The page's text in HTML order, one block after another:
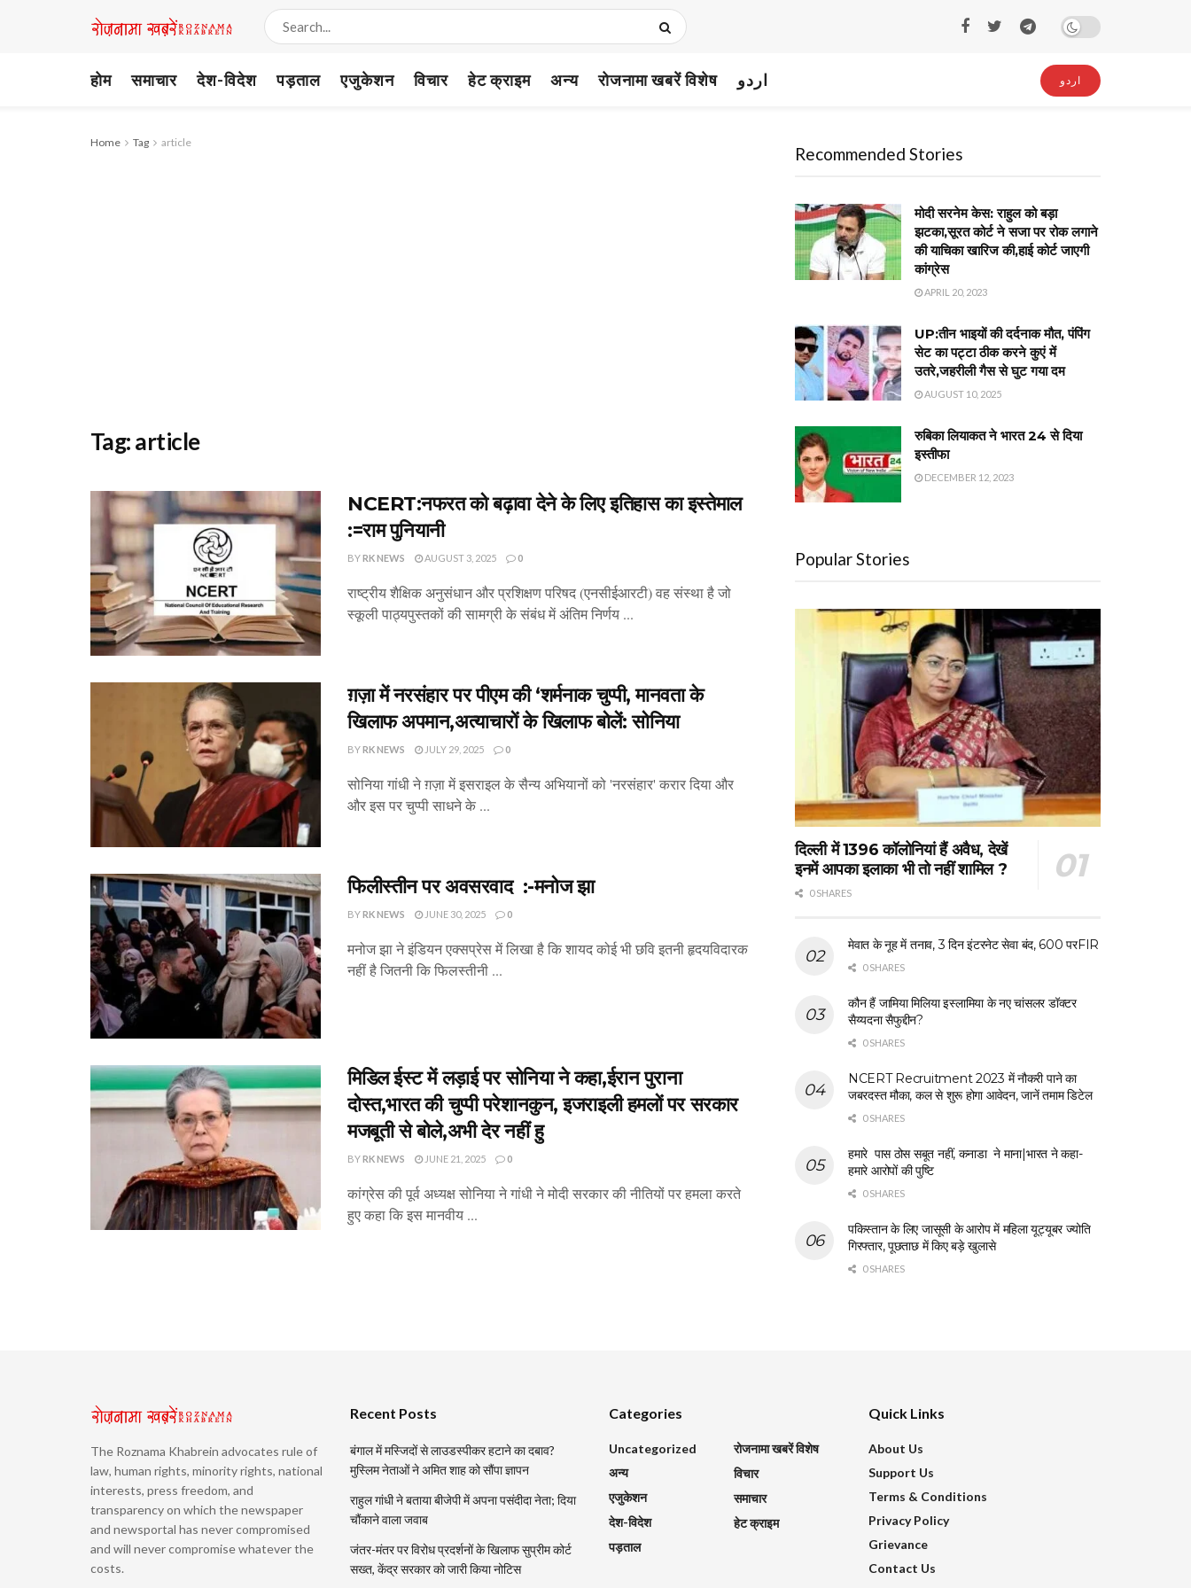
होम समाचार देश-विदेश पड़ताल एजुकेशन विचार हेट क्राइम अन्य रोजनामा खबरें विशेष اردو اردو
Home Tag article
Tag:article
NCERT:नफरत को बढ़ावा देने के लिए इतिहास का इस्तेमाल
:=राम पुनियानी
BYRK NEWS AUGUST 3, 2025 0
राष्ट्रीय शैक्षिक अनुसंधान और प्रशिक्षण परिषद (एनसीईआरटी) वह संस्था है जो
स्कूली पाठ्यपुस्तकों की सामग्री के संबंध में अंतिम निर्णय ...
ग़ज़ा में नरसंहार पर पीएम की ‘शर्मनाक चुप्पी, मानवता के
खिलाफ अपमान,अत्याचारों के खिलाफ बोलें: सोनिया
BYRK NEWS JULY 29, 2025 0
सोनिया गांधी ने ग़ज़ा में इसराइल के सैन्य अभियानों को 'नरसंहार' करार दिया और
और इस पर चुप्पी साधने के ...
फिलीस्तीन पर अवसरवाद :-मनोज झा
BYRK NEWS JUNE 30, 2025 0
मनोज झा ने इंडियन एक्सप्रेस में लिखा है कि शायद कोई भी छवि इतनी हृदयविदारक
नहीं है जितनी कि फिलस्तीनी ...
मिडिल ईस्ट में लड़ाई पर सोनिया ने कहा,ईरान पुराना
दोस्त,भारत की चुप्पी परेशानकुन, इजराइली हमलों पर सरकार
मजबूती से बोले,अभी देर नहीं हु
BYRK NEWS JUNE 21, 2025 0
कांग्रेस की पूर्व अध्यक्ष सोनिया ने गांधी ने मोदी सरकार की नीतियों पर हमला करते
हुए कहा कि इस मानवीय ...
Recommended Stories
मोदी सरनेम केस: राहुल को बड़ा
झटका,सूरत कोर्ट ने सजा पर रोक लगाने
की याचिका खारिज की,हाई कोर्ट जाएगी
कांग्रेस
APRIL 20, 2023
UP:तीन भाइयों की दर्दनाक मौत, पंपिंग
सेट का पट्टा ठीक करने कुएं में
उतरे,जहरीली गैस से घुट गया दम
AUGUST 10, 2025
रुबिका लियाकत ने भारत 24 से दिया
इस्तीफा
DECEMBER 12, 2023
Popular Stories
दिल्ली में 1396 कॉलोनियां हैं अवैध, देखें
इनमें आपका इलाका भी तो नहीं शामिल ?
0 SHARES
मेवात के नूह में तनाव, 3 दिन इंटरनेट सेवा बंद, 600 परFIR
0 SHARES
कौन हैं जामिया मिलिया इस्लामिया के नए चांसलर डॉक्टर
सैय्यदना सैफुद्दीन?
0 SHARES
NCERT Recruitment 2023 में नौकरी पाने का
जबरदस्त मौका, कल से शुरू होगा आवेदन, जानें तमाम डिटेल
0 SHARES
हमारे पास ठोस सबूत नहीं, कनाडा ने माना|भारत ने कहा-
हमारे आरोपों की पुष्टि
0 SHARES
पकिस्तान के लिए जासूसी के आरोप में महिला यूट्यूबर ज्योति
गिरफ्तार, पूछताछ में किए बड़े खुलासे
0 SHARES
The Roznama Khabrein advocates rule of
law, human rights, minority rights, national
interests, press freedom, and
transparency on which the newspaper
and newsportal has never compromised
and will never compromise whatever the
costs.
Recent Posts
बंगाल में मस्जिदों से लाउडस्पीकर हटाने का दबाव?
मुस्लिम नेताओं ने अमित शाह को सौंपा ज्ञापन
राहुल गांधी ने बताया बीजेपी में अपना पसंदीदा नेता; दिया
चौंकाने वाला जवाब
जंतर-मंतर पर विरोध प्रदर्शनों के खिलाफ सुप्रीम कोर्ट
सख्त, केंद्र सरकार को जारी किया नोटिस
Categories
Uncategorized
अन्य
एजुकेशन
देश-विदेश
पड़ताल
रोजनामा खबरें विशेष
विचार
समाचार
हेट क्राइम
Quick Links
About Us
Support Us
Terms & Conditions
Privacy Policy
Grievance
Contact Us